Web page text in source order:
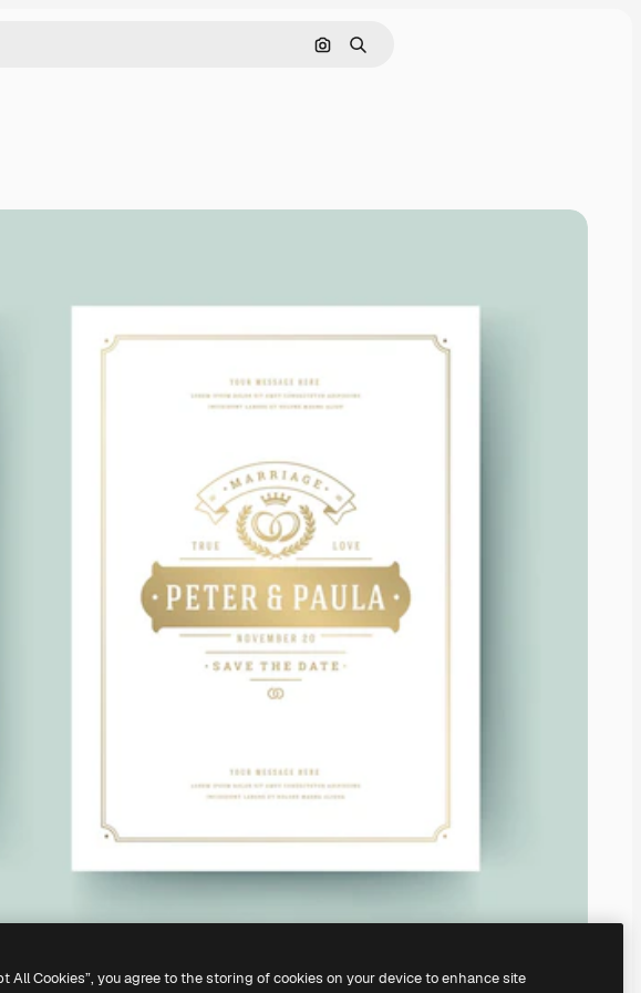
通過圖像搜索
搜尋
All Cookies”, you agree to the storing of cookies on your device to enhance site